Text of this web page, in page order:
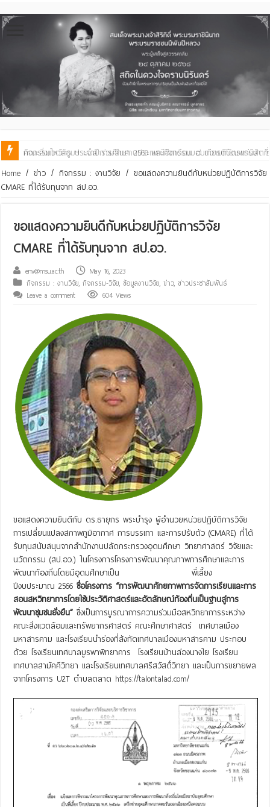
คณะสิ่งแวดล้อมฯ มมส ร่วมสืบสานประเพณีฮีตเดือน ๘ ถวายเทียนพรรษา ๒
Home / ข่าว / กิจกรรม : งานวิจัย / ขอแสดงความยินดีกับหน่วยปฏิบัติการวิจัย
CMARE ที่ได้รับทุนจาก สป.อว.
ขอแสดงความยินดีกับหน่วยปฏิบัติการวิจัย
CMARE ที่ได้รับทุนจาก สป.อว.
env@msu.ac.th
May 16, 2023
กิจกรรม : งานวิจัย,กิจกรรม-วิจัย,ข้อมูลงานวิจัย,ข่าว,ข่าวประชาสัมพันธ์
Leave a comment
604 Views
ขอแสดงความยินดีกับ ดร.ธายุกร พระบำรุง ผู้อำนวยหน่วยปฏิบัติการวิจัย
การเปลี่ยนแปลงสภาพภูมิอากาศ การบรรเทา และการปรับตัว (CMARE) ที่ได้
รับทุนสนับสนุนจากสำนักงานปลัดกระทรวงอุดมศึกษา วิทยาศาสตร์ วิจัยและ
นวัตกรรม (สป.อว.) ในโครงการโครงการพัฒนาคุณภาพการศึกษาและการ
พัฒนาท้องถิ่นโดยมีอุดมศึกษาเป็น พี่เลี้ยง
ปีงบประมาณ 2566ชื่อโครงการ “การพัฒนาศักยภาพการจัดการเรียนและการ
สอนสหวิทยาการโดยใช้ประวัติศาสตร์และอัตลักษณ์ท้องถิ่นเป็นฐานสู่การ
พัฒนาชุมชนยั่งยืน” ซึ่งเป็นการบูรณาการความร่วมมือสหวิทยาการระหว่าง
คณะสิ่งแวดล้อมและทรัพยากรศาสตร์ คณะศึกษาศาสตร์ เทศบาลเมือง
มหาสารคาม และโรงเรียนนำร่องที่สังกัดเทศบาลเมืองมหาสารคาม ประกอบ
ด้วย โรงเรียนเทศบาลบูรพาพิทยาคาร โรงเรียนบ้านส่องนางใย โรงเรียน
เทศบาลสามัคคีวิทยา และโรงเรียนเทศบาลศรีสวัสดิ์วิทยา และเป็นการขยายผล
จากโครงการ U2T ตำบลตลาด https://talontalad.com/